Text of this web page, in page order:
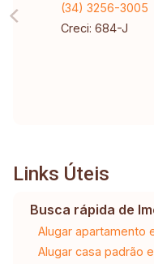
(34) 3256-3005
Creci: 684-J
Links Úteis
Busca rápida de
Alugar apartamento
Alugar casa padrão